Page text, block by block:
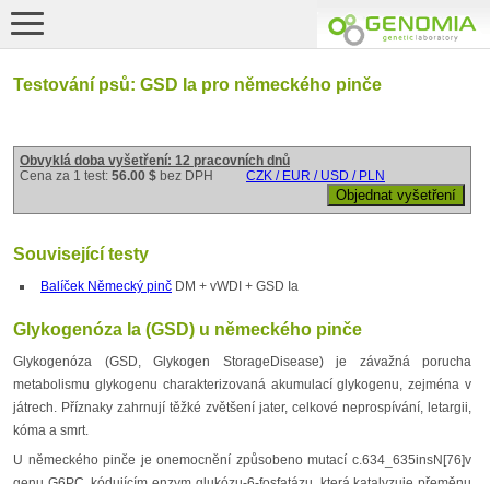
Testování psů: GSD Ia pro německého pinče
Obvyklá doba vyšetření: 12 pracovních dnů
Cena za 1 test: 56.00 $ bez DPH CZK / EUR / USD / PLN
Související testy
Balíček Německý pinč DM + vWDI + GSD Ia
Glykogenóza Ia (GSD) u německého pinče
Glykogenóza (GSD, Glykogen StorageDisease) je závažná porucha
metabolismu glykogenu charakterizovaná akumulací glykogenu, zejména v
játrech. Příznaky zahrnují těžké zvětšení jater, celkové neprospívání, letargii,
kóma a smrt.
U německého pinče je onemocnění způsobeno mutací c.634_635insN[76]v